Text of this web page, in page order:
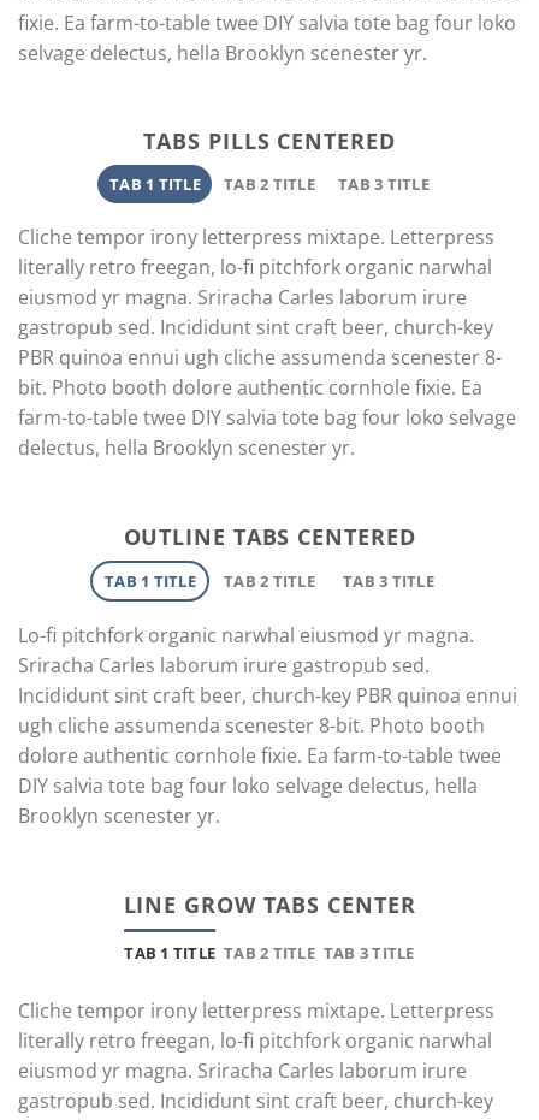
fixie. Ea farm-to-table twee DIY salvia tote bag four loko
selvage delectus, hella Brooklyn scenester yr.
TABS PILLS CENTERED
TAB 1 TITLE TAB 2 TITLE TAB 3 TITLE
Cliche tempor irony letterpress mixtape. Letterpress
literally retro freegan, lo-fi pitchfork organic narwhal
eiusmod yr magna. Sriracha Carles laborum irure
gastropub sed. Incididunt sint craft beer, church-key
PBR quinoa ennui ugh cliche assumenda scenester 8-
bit. Photo booth dolore authentic cornhole fixie. Ea
farm-to-table twee DIY salvia tote bag four loko selvage
delectus, hella Brooklyn scenester yr.
OUTLINE TABS CENTERED
TAB 1 TITLE TAB 2 TITLE TAB 3 TITLE
Lo-fi pitchfork organic narwhal eiusmod yr magna.
Sriracha Carles laborum irure gastropub sed.
Incididunt sint craft beer, church-key PBR quinoa ennui
ugh cliche assumenda scenester 8-bit. Photo booth
dolore authentic cornhole fixie. Ea farm-to-table twee
DIY salvia tote bag four loko selvage delectus, hella
Brooklyn scenester yr.
LINE GROW TABS CENTER
TAB 1 TITLE TAB 2 TITLE TAB 3 TITLE
Cliche tempor irony letterpress mixtape. Letterpress
literally retro freegan, lo-fi pitchfork organic narwhal
eiusmod yr magna. Sriracha Carles laborum irure
gastropub sed. Incididunt sint craft beer, church-key